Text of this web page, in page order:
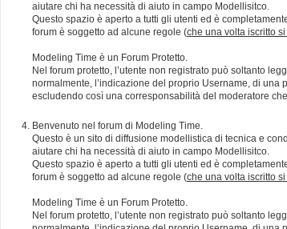
aiutare chi ha necessità di aiuto in campo Modellisitco.
Questo spazio è aperto a tutti gli utenti ed è
forum è soggetto ad alcune regole (che una volta iscritto
Modeling Time è un Forum Protetto.
Nel forum protetto, l’utente non registrato può soltanto
normalmente, l’indicazione del proprio Username, di
escludendo così una corresponsabilità del moderatore
Benvenuto nel forum di Modeling Time.
Questo è un sito di diffusione modellistica di tecnica e
aiutare chi ha necessità di aiuto in campo Modellisitco.
Questo spazio è aperto a tutti gli utenti ed è
forum è soggetto ad alcune regole (che una volta iscritto
Modeling Time è un Forum Protetto.
Nel forum protetto, l’utente non registrato può soltanto